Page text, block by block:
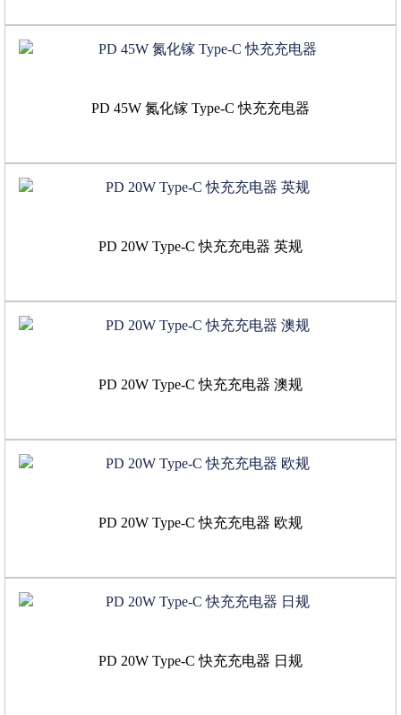
PD 45W 氮化镓 Type-C 快充充电器
PD 20W Type-C 快充充电器 英规
PD 20W Type-C 快充充电器 澳规
PD 20W Type-C 快充充电器 欧规
PD 20W Type-C 快充充电器 日规